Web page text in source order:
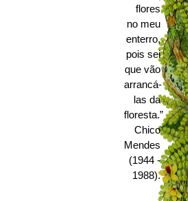
flores
no meu
enterro,
pois sei
que vão
arrancá-
las da
floresta.”
Chico
Mendes
(1944 -
1988).